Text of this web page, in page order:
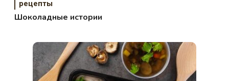
рецепты
Шоколадные истории